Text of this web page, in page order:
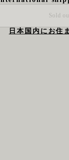
Sold
日本国内にお住